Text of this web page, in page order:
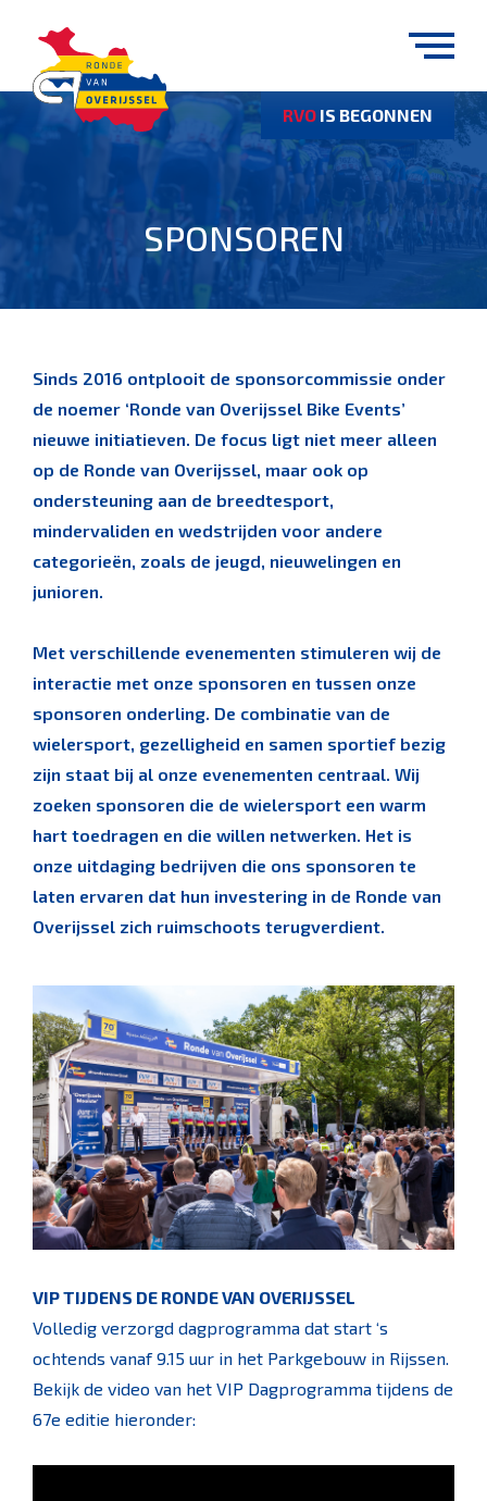
SPONSOREN
RVO IS BEGONNEN
Sinds 2016 ontplooit de sponsorcommissie onder
de noemer ‘Ronde van Overijssel Bike Events’
nieuwe initiatieven. De focus ligt niet meer alleen
op de Ronde van Overijssel, maar ook op
ondersteuning aan de breedtesport,
mindervaliden en wedstrijden voor andere
categorieën, zoals de jeugd, nieuwelingen en
junioren.
Met verschillende evenementen stimuleren wij de
interactie met onze sponsoren en tussen onze
sponsoren onderling. De combinatie van de
wielersport, gezelligheid en samen sportief bezig
zijn staat bij al onze evenementen centraal. Wij
zoeken sponsoren die de wielersport een warm
hart toedragen en die willen netwerken. Het is
onze uitdaging bedrijven die ons sponsoren te
laten ervaren dat hun investering in de Ronde van
Overijssel zich ruimschoots terugverdient.
VIP TIJDENS DE RONDE VAN OVERIJSSEL
Volledig verzorgd dagprogramma dat start ‘s
ochtends vanaf 9.15 uur in het Parkgebouw in Rijssen.
Bekijk de video van het VIP Dagprogramma tijdens de
67e editie hieronder: